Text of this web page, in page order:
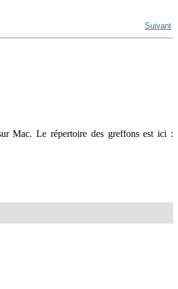
Suivant
Mac. Le répertoire des greffons est ici :